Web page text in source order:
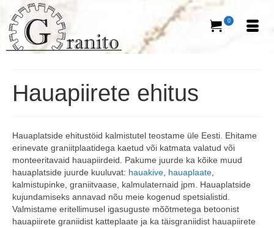
0
Hauapiirete ehitus
Hauaplatside ehitustöid kalmistutel teostame üle Eesti. Ehitame
erinevate graniitplaatidega kaetud või katmata valatud või
monteeritavaid hauapiirdeid. Pakume juurde ka kõike muud
hauaplatside juurde kuuluvat: hauakive hauaplaate
kalmistupinke, graniitvaase, kalmulaternaid jpm. Hauaplatside
kujundamiseks annavad nõu meie kogenud spetsialistid.
Valmistame eritellimusel igasuguste mõõtmetega betoonist
hauapiirete graniidist katteplaate ja ka täisgraniidist hauapiirete